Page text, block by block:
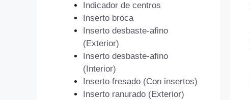
Indicador de centros
Inserto broca
Inserto desbaste-afino
(Exterior)
Inserto desbaste-afino
(Interior)
Inserto fresado (Con insertos)
Inserto ranurado (Exterior)